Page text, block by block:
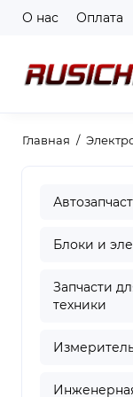
О нас Оплата
Главная
Блоки и
Запчасти
техники